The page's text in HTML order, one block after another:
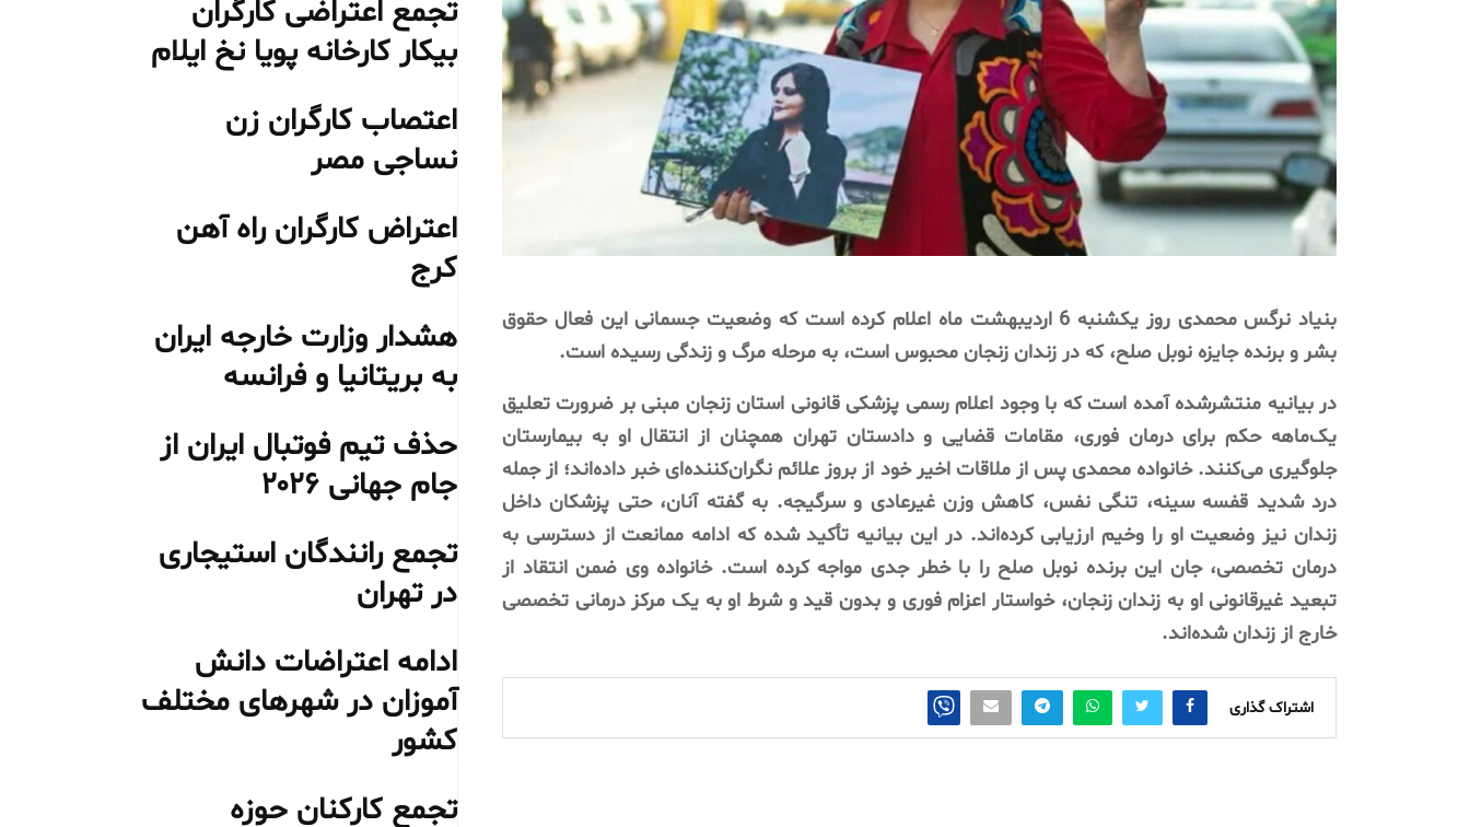
بنیاد نرگس محمدی روز یکشنبه 6 اردیبهشت ماه اعلام کرده است که وضعیت جسمانی این فعال حقوق
بشر و برنده جایزه نوبل صلح، که در زندان زنجان محبوس است، به مرحله مرگ و زندگی رسیده است.
در بیانیه منتشرشده آمده است که با وجود اعلام رسمی پزشکی قانونی استان زنجان مبنی بر ضرورت تعلیق
یک‌ماهه حکم برای درمان فوری، مقامات قضایی و دادستان تهران همچنان از انتقال او به بیمارستان
جلوگیری می‌کنند. خانواده محمدی پس از ملاقات اخیر خود از بروز علائم نگران‌کننده‌ای خبر داده‌اند؛ از جمله
درد شدید قفسه سینه، تنگی نفس، کاهش وزن غیرعادی و سرگیجه. به گفته آنان، حتی پزشکان داخل
زندان نیز وضعیت او را وخیم ارزیابی کرده‌اند. در این بیانیه تأکید شده که ادامه ممانعت از دسترسی به
درمان تخصصی، جان این برنده نوبل صلح را با خطر جدی مواجه کرده است. خانواده وی ضمن انتقاد از
تبعید غیرقانونی او به زندان زنجان، خواستار اعزام فوری و بدون قید و شرط او به یک مرکز درمانی تخصصی
خارج از زندان شده‌اند.
اشتراک گذاری
تجمع اعتراضی کارگران
بیکار کارخانه پویا نخ ایلام
اعتصاب کارگران زن
نساجی مصر
اعتراض کارگران راه آهن
کرج
هشدار وزارت خارجه ایران
به بریتانیا و فرانسه
حذف تیم فوتبال ایران از
جام جهانی ۲۰۲۶
تجمع رانندگان استیجاری
در تهران
ادامه اعتراضات دانش
آموزان در شهرهای مختلف
کشور
تجمع کارکنان حوزه